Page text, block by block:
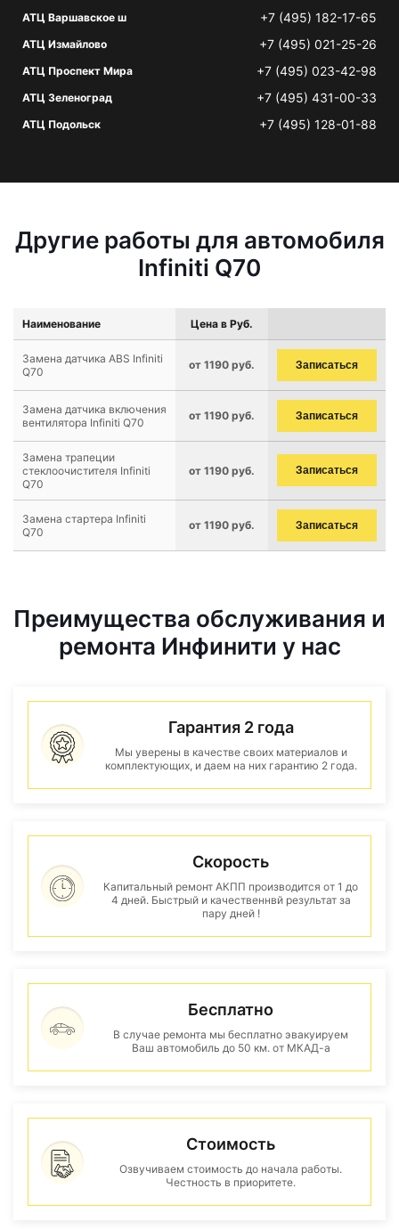
АТЦ Варшавское ш +7 (495) 182-17-65
АТЦ Измайлово +7 (495) 021-25-26
АТЦ Проспект Мира +7 (495) 023-42-98
АТЦ Зеленоград +7 (495) 431-00-33
АТЦ Подольск +7 (495) 128-01-88
Другие работы для автомобиля
Infiniti Q70
Наименование Цена в Руб.
Замена датчика ABS Infiniti
Q70
от 1190 руб. Записаться
Замена датчика включения
вентилятора Infiniti Q70
от 1190 руб. Записаться
Замена трапеции
стеклоочистителя Infiniti
Q70
от 1190 руб. Записаться
Замена стартера Infiniti
Q70
от 1190 руб. Записаться
Преимущества обслуживания и
ремонта Инфинити у нас
Гарантия 2 года
Мы уверены в качестве своих материалов и
комплектующих, и даем на них гарантию 2 года.
Скорость
Капитальный ремонт АКПП производится от 1 до
4 дней. Быстрый и качественнвй результат за
пару дней !
Бесплатно
В случае ремонта мы бесплатно эвакуируем
Ваш автомобиль до 50 км. от МКАД-а
Стоимость
Озвучиваем стоимость до начала работы.
Честность в приоритете.